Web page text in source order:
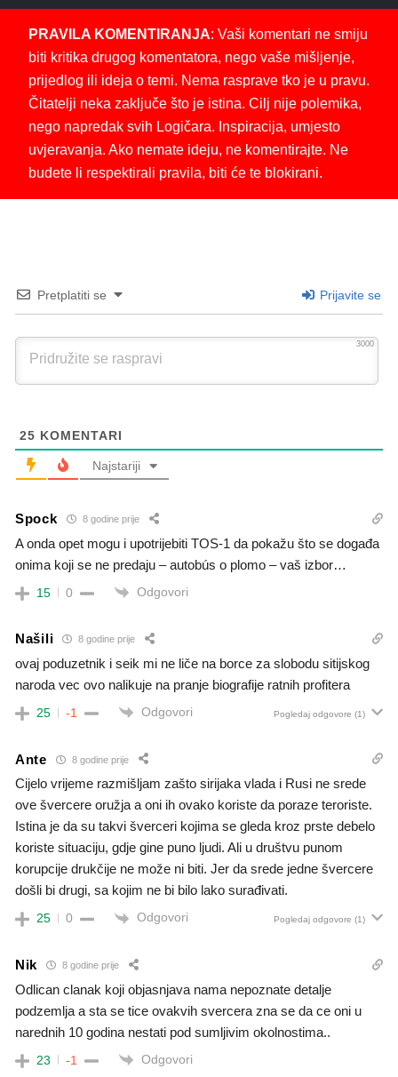
PRAVILA KOMENTIRANJA: Vaši komentari ne smiju
biti kritika drugog komentatora, nego vaše mišljenje,
prijedlog ili ideja o temi. Nema rasprave tko je u pravu.
Čitatelji neka zaključe što je istina. Cilj nije polemika,
nego napredak svih Logičara. Inspiracija, umjesto
uvjeravanja. Ako nemate ideju, ne komentirajte. Ne
budete li respektirali pravila, biti će te blokirani.
Pretplatiti se Prijavite se
3000
25 KOMENTARI
Najstariji
Spock 8 godine prije
A onda opet mogu i upotrijebiti TOS-1 da pokažu što se događa
onima koji se ne predaju – autobús o plomo – vaš izbor…
15 0 Odgovori
Našili 8 godine prije
ovaj poduzetnik i seik mi ne liče na borce za slobodu sitijskog
naroda vec ovo nalikuje na pranje biografije ratnih profitera
25 -1 Odgovori Pogledaj odgovore (1)
Ante 8 godine prije
Cijelo vrijeme razmišljam zašto sirijaka vlada i Rusi ne srede
ove švercere oružja a oni ih ovako koriste da poraze teroriste.
Istina je da su takvi šverceri kojima se gleda kroz prste debelo
koriste situaciju, gdje gine puno ljudi. Ali u društvu punom
korupcije drukčije ne može ni biti. Jer da srede jedne švercere
došli bi drugi, sa kojim ne bi bilo lako surađivati.
25 0 Odgovori Pogledaj odgovore (1)
Nik 8 godine prije
Odlican clanak koji objasnjava nama nepoznate detalje
podzemlja a sta se tice ovakvih svercera zna se da ce oni u
narednih 10 godina nestati pod sumljivim okolnostima..
23 -1 Odgovori